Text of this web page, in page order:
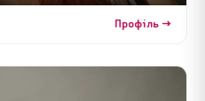
Профіль →